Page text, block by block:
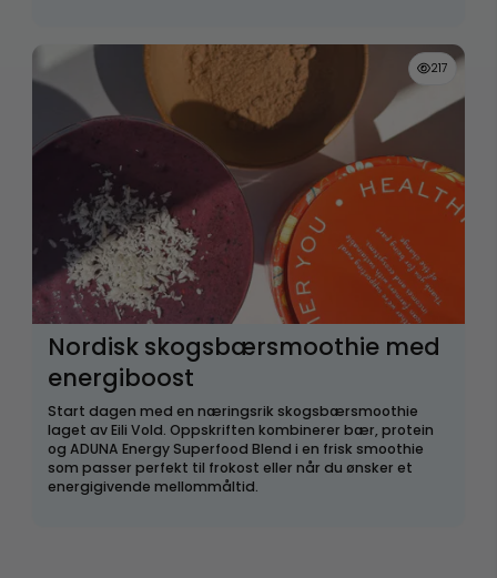
217
Nordisk skogsbærsmoothie med
energiboost
Start dagen med en næringsrik skogsbærsmoothie
laget av Eili Vold. Oppskriften kombinerer bær, protein
og ADUNA Energy Superfood Blend i en frisk smoothie
som passer perfekt til frokost eller når du ønsker et
energigivende mellommåltid.